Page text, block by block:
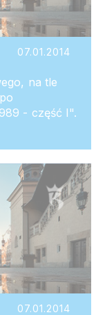
07.01.2014
na tle
- część I".
07.01.2014